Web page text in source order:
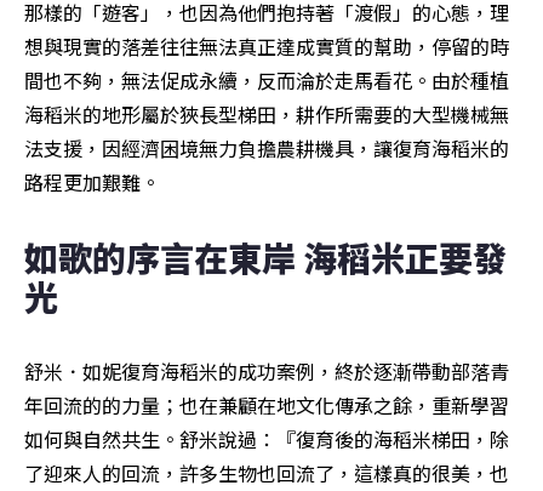
那樣的「遊客」，也因為他們抱持著「渡假」的心態，理
想與現實的落差往往無法真正達成實質的幫助，停留的時
間也不夠，無法促成永續，反而淪於走馬看花。由於種植
海稻米的地形屬於狹長型梯田，耕作所需要的大型機械無
法支援，因經濟困境無力負擔農耕機具，讓復育海稻米的
路程更加艱難。
如歌的序言在東岸 海稻米正要發
光
舒米．如妮復育海稻米的成功案例，終於逐漸帶動部落青
年回流的的力量；也在兼顧在地文化傳承之餘，重新學習
如何與自然共生。舒米說過：『復育後的海稻米梯田，除
了迎來人的回流，許多生物也回流了，這樣真的很美，也